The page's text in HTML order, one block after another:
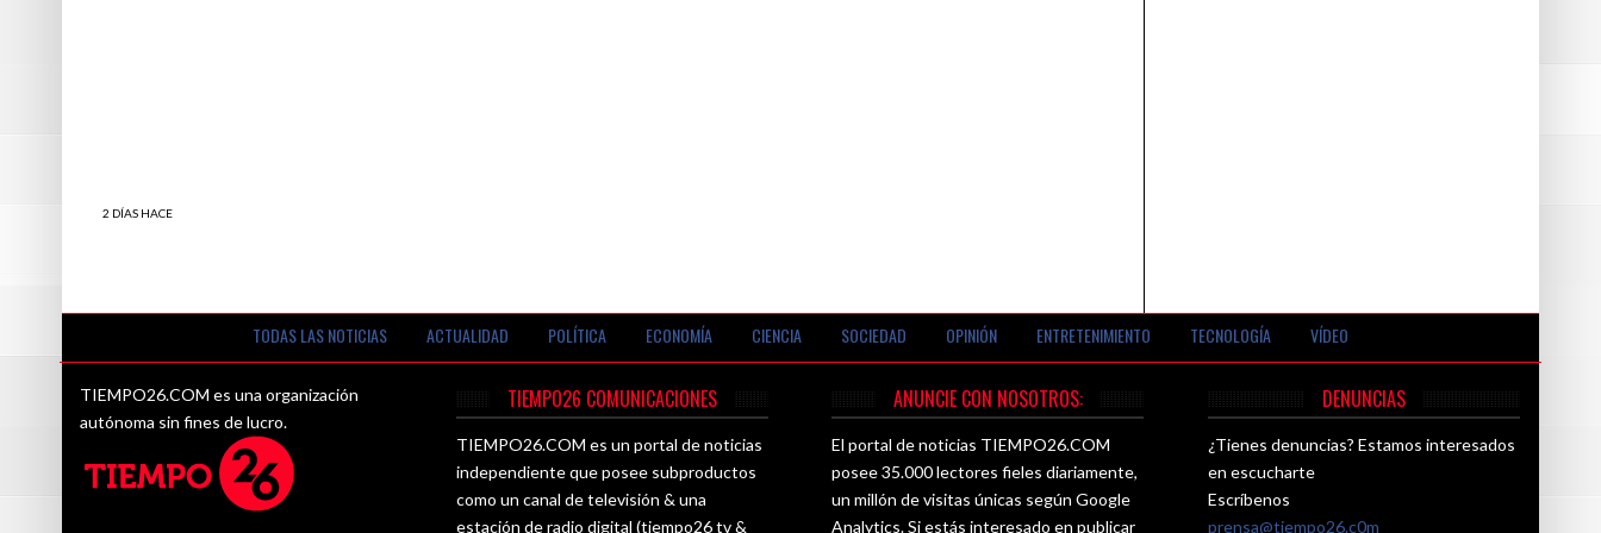
2 DÍAS HACE
TODAS LAS NOTICIAS ACTUALIDAD POLÍTICA ECONOMÍA CIENCIA SOCIEDAD OPINIÓN ENTRETENIMIENTO TECNOLOGÍA VÍDEO
TIEMPO26.COM es una organización
autónoma sin fines de lucro.
TIEMPO26 COMUNICACIONES
TIEMPO26.COM es un portal de noticias
independiente que posee subproductos
como un canal de televisión & una
estación de radio digital (tiempo26 tv &
ANUNCIE CON NOSOTROS:
El portal de noticias TIEMPO26.COM
posee 35.000 lectores fieles diariamente,
un millón de visitas únicas según Google
Analytics. Si estás interesado en publicar
DENUNCIAS
¿Tienes denuncias? Estamos interesados
en escucharte
Escríbenos
prensa@tiempo26.c0m